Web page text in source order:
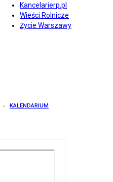
Kancelarierp.pl
Wieści Rolnicze
Życie Warszawy
KALENDARIUM